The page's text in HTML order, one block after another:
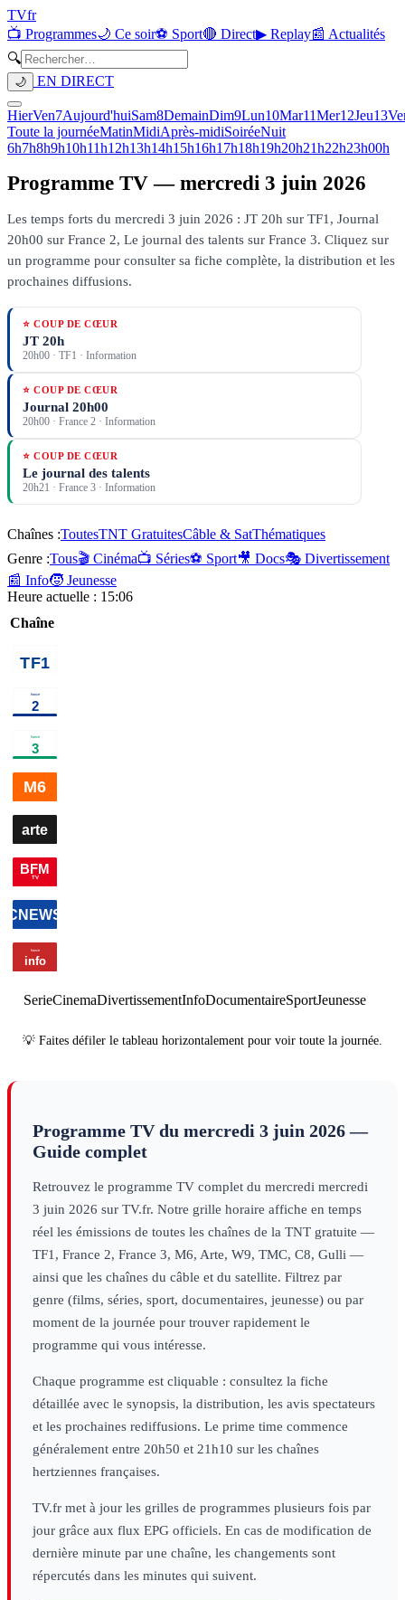
TVfr
📺 Programmes🌙 Ce soir⚽ Sport🔴 Direct▶ Replay📰 Actualités
🔍
🌙 EN DIRECT
HierVen7Aujourd'huiSam8DemainDim9Lun10Mar11Mer12Jeu13
Toute la journéeMatinMidiAprès-midiSoiréeNuit
6h7h8h9h10h11h12h13h14h15h16h17h18h19h20h21h22h23h00h
Programme TV —mercredi 3 juin 2026
Les temps forts du mercredi 3 juin 2026 : JT 20h sur TF1, Journal
20h00 sur France 2, Le journal des talents sur France 3. Cliquez sur
un programme pour consulter sa fiche complète, la distribution et les
prochaines diffusions.
⭐ COUP DE CŒUR
JT 20h
20h00 · TF1 · Information
⭐ COUP DE CŒUR
Journal 20h00
20h00 · France 2 · Information
⭐ COUP DE CŒUR
Le journal des talents
20h21 · France 3 · Information
Chaînes :ToutesTNT GratuitesCâble & SatThématiques
Genre :Tous🎬 Cinéma📺 Séries⚽ Sport🎥 Docs🎭 Divertissement
📰 Info🧒 Jeunesse
Heure actuelle : 15:06
Chaîne
SerieCinemaDivertissementInfoDocumentaireSportJeunesse
💡 Faites défiler le tableau horizontalement pour voir toute la journée.
Programme TV du mercredi 3 juin 2026—
Guide complet
Retrouvez le programme TV complet du mercredi mercredi
3 juin 2026 sur TV.fr. Notre grille horaire affiche en temps
réel les émissions de toutes les chaînes de la TNT gratuite —
TF1, France 2, France 3, M6, Arte, W9, TMC, C8, Gulli —
ainsi que les chaînes du câble et du satellite. Filtrez par
genre (films, séries, sport, documentaires, jeunesse) ou par
moment de la journée pour trouver rapidement le
programme qui vous intéresse.
Chaque programme est cliquable : consultez la fiche
détaillée avec le synopsis, la distribution, les avis spectateurs
et les prochaines rediffusions. Le prime time commence
généralement entre 20h50 et 21h10 sur les chaînes
hertziennes françaises.
TV.fr met à jour les grilles de programmes plusieurs fois par
jour grâce aux flux EPG officiels. En cas de modification de
dernière minute par une chaîne, les changements sont
répercutés dans les minutes qui suivent.